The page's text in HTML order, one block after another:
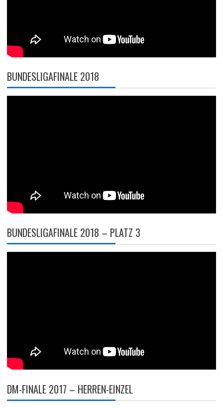
BUNDESLIGAFINALE 2018
BUNDESLIGAFINALE 2018 – PLATZ 3
DM-FINALE 2017 – HERREN-EINZEL